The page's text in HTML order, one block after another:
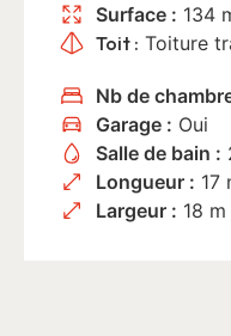
Surface : 134
Toit : Toiture
Nb de
Garage : Oui
Salle de bain :
Longueur : 17
Largeur : 18 m